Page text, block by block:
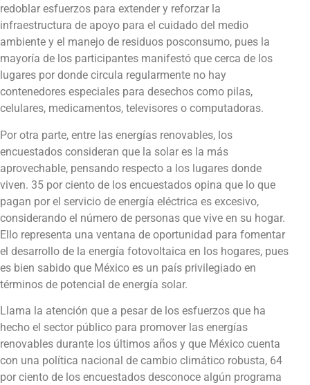
redoblar esfuerzos para extender y reforzar la
infraestructura de apoyo para el cuidado del medio
ambiente y el manejo de residuos posconsumo, pues la
mayoría de los participantes manifestó que cerca de los
lugares por donde circula regularmente no hay
contenedores especiales para desechos como pilas,
celulares, medicamentos, televisores o computadoras.
Por otra parte, entre las energías renovables, los
encuestados consideran que la solar es la más
aprovechable, pensando respecto a los lugares donde
viven. 35 por ciento de los encuestados opina que lo que
pagan por el servicio de energía eléctrica es excesivo,
considerando el número de personas que vive en su hogar.
Ello representa una ventana de oportunidad para fomentar
el desarrollo de la energía fotovoltaica en los hogares, pues
es bien sabido que México es un país privilegiado en
términos de potencial de energía solar.
Llama la atención que a pesar de los esfuerzos que ha
hecho el sector público para promover las energías
renovables durante los últimos años y que México cuenta
con una política nacional de cambio climático robusta, 64
por ciento de los encuestados desconoce algún programa